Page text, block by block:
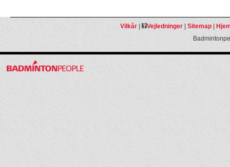
Vilkår| Vejledninger| Sitemap|